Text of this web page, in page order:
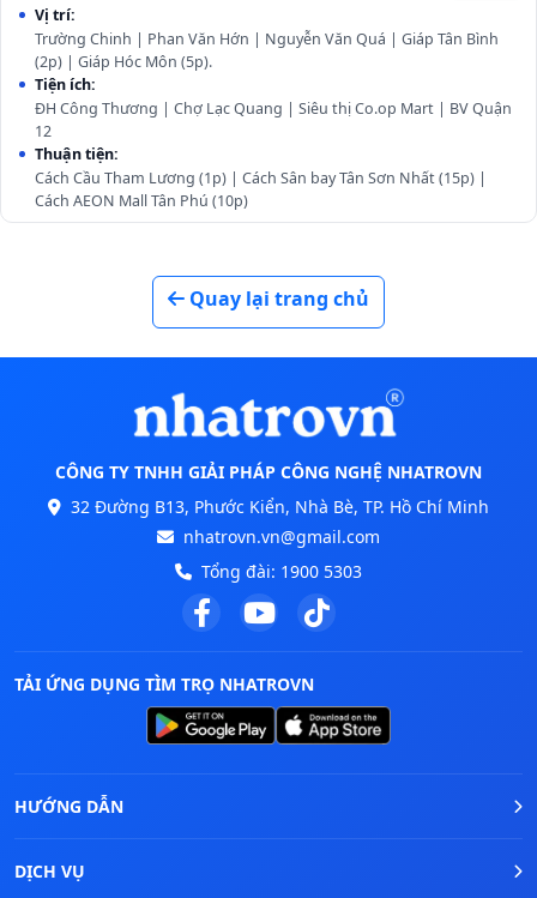
Vị trí:
Trường Chinh | Phan Văn Hớn | Nguyễn Văn Quá | Giáp Tân Bình
(2p) | Giáp Hóc Môn (5p).
Tiện ích:
ĐH Công Thương | Chợ Lạc Quang | Siêu thị Co.op Mart | BV Quận
12
Thuận tiện:
Cách Cầu Tham Lương (1p) | Cách Sân bay Tân Sơn Nhất (15p) |
Cách AEON Mall Tân Phú (10p)
Quay lại trang chủ
CÔNG TY TNHH GIẢI PHÁP CÔNG NGHỆ NHATROVN
32 Đường B13, Phước Kiển, Nhà Bè, TP. Hồ Chí Minh
nhatrovn.vn@gmail.com
Tổng đài: 1900 5303
TẢI ỨNG DỤNG TÌM TRỌ NHATROVN
HƯỚNG DẪN
DỊCH VỤ